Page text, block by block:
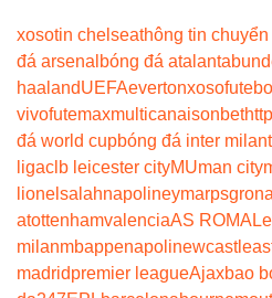
xosotin chelseathông tin
đá arsenal bóng đá atalanta
haalandUEFAevertonxoso
vivofutemaxmulticanaisonbet
đá world cupbóng đá inter milan
ligaclb leicester cityMUman city
lionel salahnapolineymarpsg
atottenhamvalenciaAS ROMA
milanmbappenapolinewcastle
madridpremier leagueAjaxbao